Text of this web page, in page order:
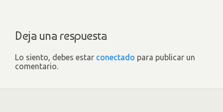
Deja una respuesta
Lo siento, debes estar conectado para publicar un
comentario.